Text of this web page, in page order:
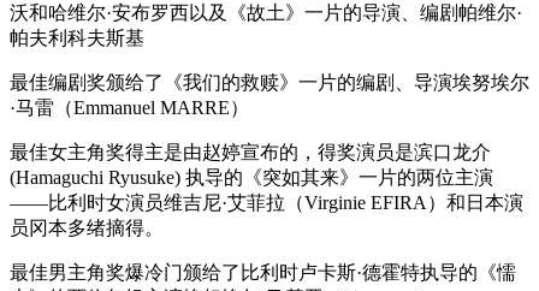
沃和哈维尔·安布罗西以及《故土》一片的导演、编剧帕维尔·
帕夫利科夫斯基
最佳编剧奖颁给了《我们的救赎》一片的编剧、导演埃努埃尔
·马雷（Emmanuel MARRE）
最佳女主角奖得主是由赵婷宣布的，得奖演员是滨口龙介
(Hamaguchi Ryusuke) 执导的《突如其来》一片的两位主演
——比利时女演员维吉尼·艾菲拉（Virginie EFIRA）和日本演
员冈本多绪摘得。
最佳男主角奖爆冷门颁给了比利时卢卡斯·德霍特执导的《懦